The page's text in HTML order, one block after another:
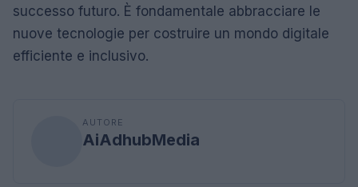
successo futuro. È fondamentale abbracciare le
nuove tecnologie per costruire un mondo digitale
efficiente e inclusivo.
AUTORE
AiAdhubMedia